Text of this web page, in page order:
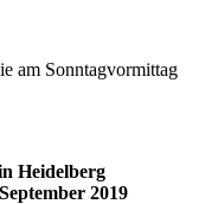
am Sonntagvormittag
Heidelberg
2019